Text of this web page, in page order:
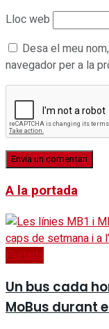
Lloc web
Desa el meu
navegador per a la
A la portada
Portada
Un bus cada
MoBus durant